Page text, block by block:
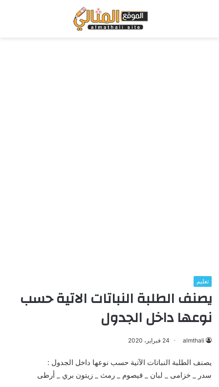
تعليم
يصنف الطلبة النباتات الاتية حسب
نوعها داخل الجدول
almthali 24 فبراير، 2020
يصنف الطلبة النباتات الآتية حسب نوعها داخل الجدول :
سدر _ خزامى _ لبان _ قيصوم _ رمث _ زيتون بري _ أرطى